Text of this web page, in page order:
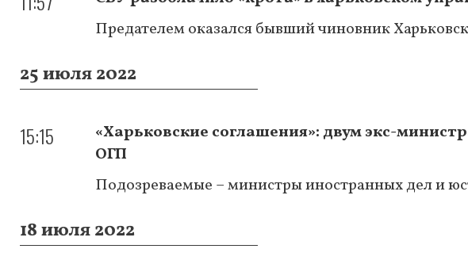
Предателем оказался бывший чиновник
25 июля 2022
15:15
«Харьковские соглашения»: двум экс-
ОГП
Подозреваемые – министры иностранных дел и
18 июля 2022